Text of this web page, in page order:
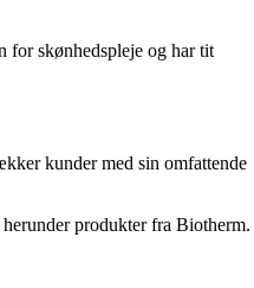
for skønhedspleje og har tit
kunder med sin omfattende
produkter fra Biotherm.